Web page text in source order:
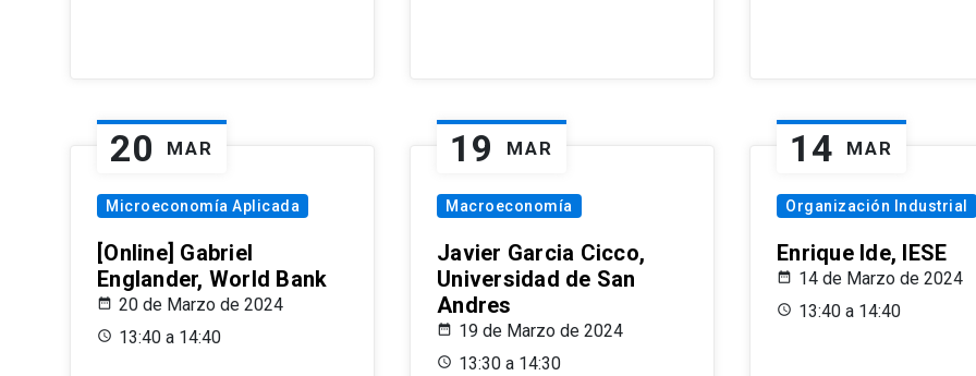
20 MAR
Microeconomía Aplicada
[Online] Gabriel
Englander, World Bank
20 de Marzo de 2024
13:40 a 14:40
19 MAR
Macroeconomía
Javier Garcia Cicco,
Universidad de San
Andres
19 de Marzo de 2024
13:30 a 14:30
14 MAR
Organización Industrial
Enrique Ide, IESE
14 de Marzo de 2024
13:40 a 14:40